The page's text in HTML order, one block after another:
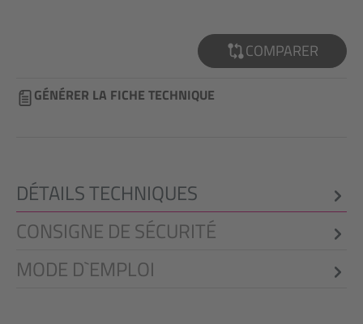
COMPARER
GÉNÉRER LA FICHE TECHNIQUE
DÉTAILS TECHNIQUES
CONSIGNE DE SÉCURITÉ
MODE D`EMPLOI